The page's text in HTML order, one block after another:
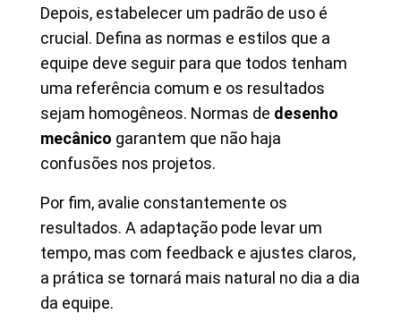
Depois, estabelecer um padrão de uso é
crucial. Defina as normas e estilos que a
equipe deve seguir para que todos tenham
uma referência comum e os resultados
sejam homogêneos. Normas de desenho
mecânico garantem que não haja
confusões nos projetos.
Por fim, avalie constantemente os
resultados. A adaptação pode levar um
tempo, mas com feedback e ajustes claros,
a prática se tornará mais natural no dia a dia
da equipe.